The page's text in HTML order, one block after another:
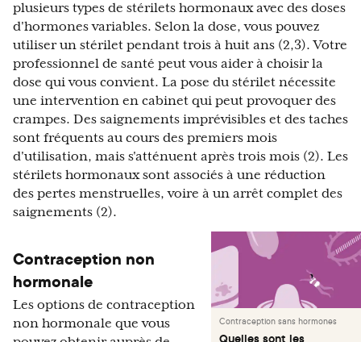
plusieurs types de stérilets hormonaux avec des doses
d'hormones variables. Selon la dose, vous pouvez
utiliser un stérilet pendant trois à huit ans (2,3). Votre
professionnel de santé peut vous aider à choisir la
dose qui vous convient. La pose du stérilet nécessite
une intervention en cabinet qui peut provoquer des
crampes. Des saignements imprévisibles et des taches
sont fréquents au cours des premiers mois
d'utilisation, mais s'atténuent après trois mois (2). Les
stérilets hormonaux sont associés à une réduction
des pertes menstruelles, voire à un arrêt complet des
saignements (2).
Contraception sans hormones
Quelles sont les
Contraception non
hormonale
Les options de contraception
non hormonale que vous